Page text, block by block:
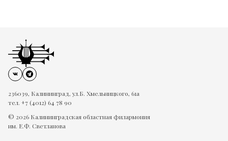
236039, Калининград, ул.Б. Хмельницкого, 61а
тел. +7 (4012) 64 78 90
© 2026 Калининградская областная филармония
им. Е.Ф. Светланова